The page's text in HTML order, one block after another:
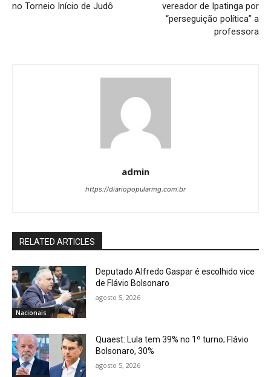
no Torneio Início de Judô
vereador de Ipatinga por
“perseguição política” a
professora
admin
https://diariopopularmg.com.br
RELATED ARTICLES
Nacionais
Deputado Alfredo Gaspar é escolhido vice
de Flávio Bolsonaro
agosto 5, 2026
Quaest: Lula tem 39% no 1º turno; Flávio
Bolsonaro, 30%
agosto 5, 2026